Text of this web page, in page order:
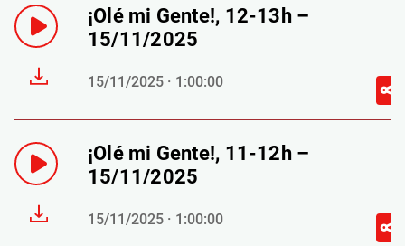
¡Olé mi Gente!, 12-13h –
15/11/2025
15/11/2025 · 1:00:00
¡Olé mi Gente!, 11-12h –
15/11/2025
15/11/2025 · 1:00:00